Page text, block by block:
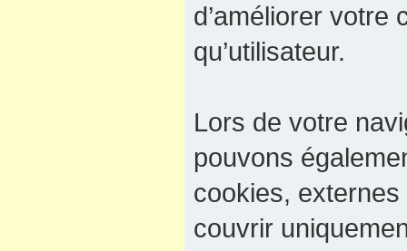
d’améliorer votre
qu’utilisateur.
Lors de votre
pouvons
cookies,
couvrir